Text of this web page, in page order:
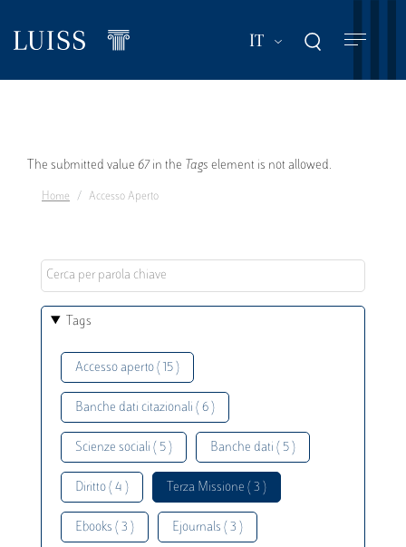
contenuto
IT Mostra ulteriori
Messaggio
di
The submitted value 67 in the Tags element is not allowed.
Home Accesso Aperto
Tags
Accesso aperto ( 15 )
Banche dati citazionali ( 6 )
Scienze sociali ( 5 ) Banche dati ( 5 )
Diritto ( 4 ) Terza Missione ( 3 )
Ebooks ( 3 ) Ejournals ( 3 )